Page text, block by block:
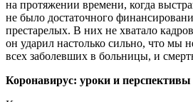
на протяжении времени, когда
не было достаточного
престарелых. В них не хватало
он ударил настолько сильно, что мы
всех заболевших в больницы, и
Коронавирус: уроки и перспективы